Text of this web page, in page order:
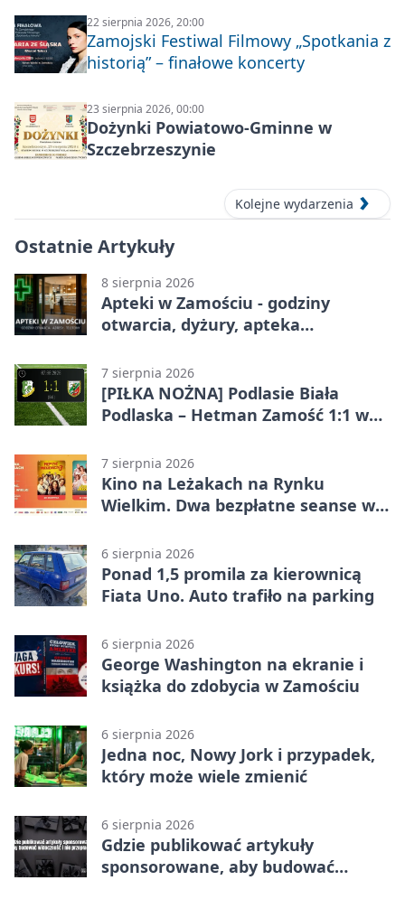
22 sierpnia 2026, 20:00
Zamojski Festiwal Filmowy „Spotkania z
historią” – finałowe koncerty
23 sierpnia 2026, 00:00
Dożynki Powiatowo-Gminne w
Szczebrzeszynie
Kolejne wydarzenia
Ostatnie Artykuły
8 sierpnia 2026
Apteki w Zamościu - godziny
otwarcia, dyżury, apteka
7 sierpnia 2026
[PIŁKA NOŻNA] Podlasie Biała
Podlaska – Hetman Zamość 1:1 w
podział punktów po bezbramkowej
pierwszej połowie
7 sierpnia 2026
Kino na Leżakach na Rynku
Wielkim. Dwa bezpłatne seanse w
6 sierpnia 2026
Ponad 1,5 promila za kierownicą
Fiata Uno. Auto trafiło na parking
6 sierpnia 2026
George Washington na ekranie i
książka do zdobycia w Zamościu
6 sierpnia 2026
Jedna noc, Nowy Jork i przypadek,
który może wiele zmienić
6 sierpnia 2026
Gdzie publikować artykuły
sponsorowane, aby budować